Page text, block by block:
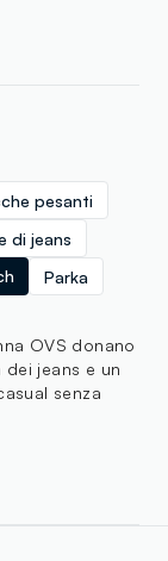
pesanti
di jeans
Parka
OVS donano
jeans e un
senza